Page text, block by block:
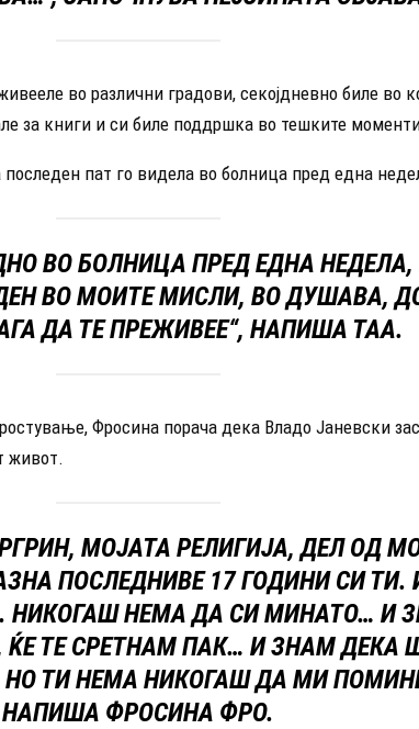
во различни градови, секојдневно биле во
за книги и си биле поддршка во тешките
пат го видела во болница пред една
ВО БОЛНИЦА ПРЕД ЕДНА НЕДЕЛА,
ВО МОИТЕ МИСЛИ, ВО ДУШАВА,
ДА ТЕ ПРЕЖИВЕЕ“, НАПИША ТАА.
Фросина порача дека Владо Јаневски
живот.
МОЈАТА РЕЛИГИЈА, ДЕЛ ОД
ПОСЛЕДНИВЕ 17 ГОДИНИ СИ ТИ.
НИКОГАШ НЕМА ДА СИ МИНАТО… И
ЌЕ ТЕ СРЕТНАМ ПАК… И ЗНАМ ДЕКА
НО ТИ НЕМА НИКОГАШ ДА МИ
НАПИША ФРОСИНА ФРО.